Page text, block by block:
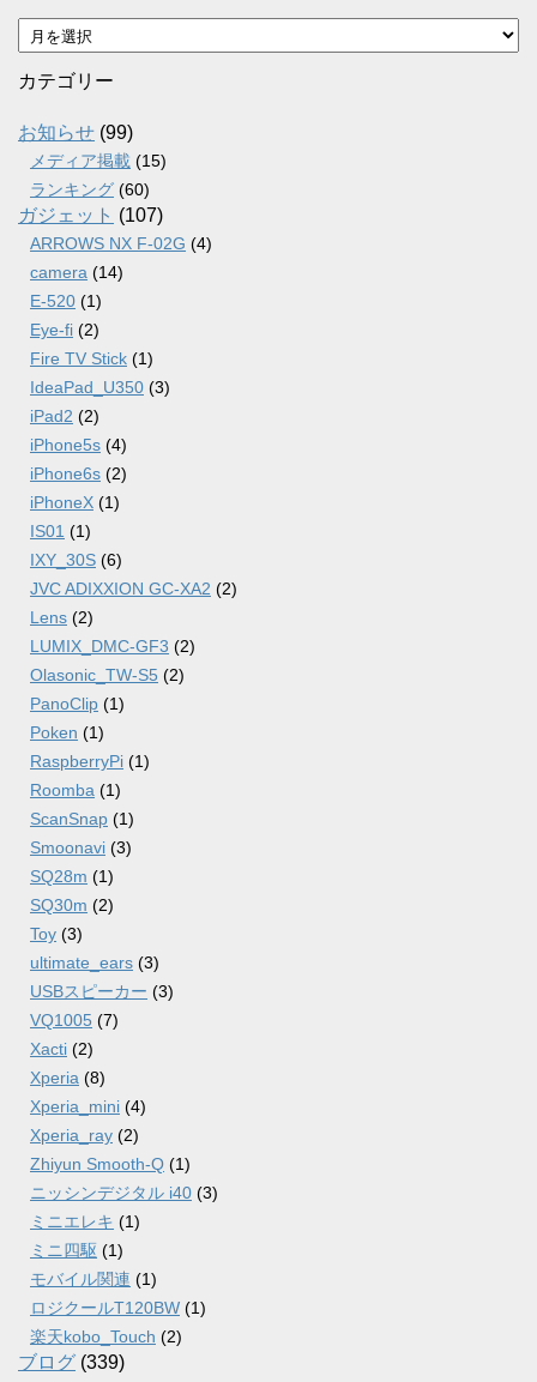
ア
ー
カ
ブ
カテゴリー
お知らせ (99)
メディア掲載 (15)
ランキング (60)
ガジェット (107)
ARROWS NX F-02G (4)
camera (14)
E-520 (1)
Eye-fi (2)
Fire TV Stick (1)
IdeaPad_U350 (3)
iPad2 (2)
iPhone5s (4)
iPhone6s (2)
iPhoneX (1)
IS01 (1)
IXY_30S (6)
JVC ADIXXION GC-XA2 (2)
Lens (2)
LUMIX_DMC-GF3 (2)
Olasonic_TW-S5 (2)
PanoClip (1)
Poken (1)
RaspberryPi (1)
Roomba (1)
ScanSnap (1)
Smoonavi (3)
SQ28m (1)
SQ30m (2)
Toy (3)
ultimate_ears (3)
USBスピーカー (3)
VQ1005 (7)
Xacti (2)
Xperia (8)
Xperia_mini (4)
Xperia_ray (2)
Zhiyun Smooth-Q (1)
ニッシンデジタル i40 (3)
ミニエレキ (1)
ミニ四駆 (1)
モバイル関連 (1)
ロジクールT120BW (1)
楽天kobo_Touch (2)
ブログ (339)